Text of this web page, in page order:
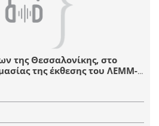
της Θεσσαλονίκης, στο
της έκθεσης του ΛΕΜΜ-
1880-1912".